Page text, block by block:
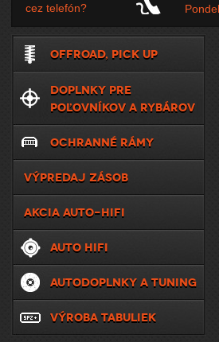
cez telefón?
OFFROAD, PICK UP
DOPLNKY PRE
POĽOVNÍKOV A RYBÁROV
OCHRANNÉ RÁMY
VÝPREDAJ ZÁSOB
AKCIA AUTO-HIFI
AUTO HIFI
AUTODOPLNKY A TUNING
VÝROBA TABULIEK